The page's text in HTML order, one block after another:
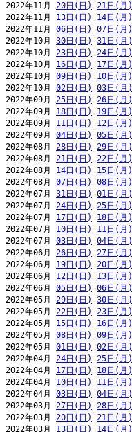
2022年11月 20日(日) 21日(月)
2022年11月 13日(日) 14日(月)
2022年11月 06日(日) 07日(月)
2022年10月 30日(日) 31日(月)
2022年10月 23日(日) 24日(月)
2022年10月 16日(日) 17日(月)
2022年10月 09日(日) 10日(月)
2022年10月 02日(日) 03日(月)
2022年09月 25日(日) 26日(月)
2022年09月 18日(日) 19日(月)
2022年09月 11日(日) 12日(月)
2022年09月 04日(日) 05日(月)
2022年08月 28日(日) 29日(月)
2022年08月 21日(日) 22日(月)
2022年08月 14日(日) 15日(月)
2022年08月 07日(日) 08日(月)
2022年07月 31日(日) 01日(月)
2022年07月 24日(日) 25日(月)
2022年07月 17日(日) 18日(月)
2022年07月 10日(日) 11日(月)
2022年07月 03日(日) 04日(月)
2022年06月 26日(日) 27日(月)
2022年06月 19日(日) 20日(月)
2022年06月 12日(日) 13日(月)
2022年06月 05日(日) 06日(月)
2022年05月 29日(日) 30日(月)
2022年05月 22日(日) 23日(月)
2022年05月 15日(日) 16日(月)
2022年05月 08日(日) 09日(月)
2022年05月 01日(日) 02日(月)
2022年04月 24日(日) 25日(月)
2022年04月 17日(日) 18日(月)
2022年04月 10日(日) 11日(月)
2022年04月 03日(日) 04日(月)
2022年03月 27日(日) 28日(月)
2022年03月 20日(日) 21日(月)
2022年03月 13日(日) 14日(月)